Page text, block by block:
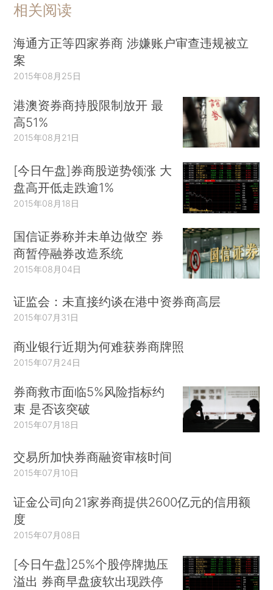
相关阅读
海通方正等四家券商 涉嫌账户审查违规被立
案
2015年08月25日
港澳资券商持股限制放开 最
高51%
2015年08月21日
[今日午盘]券商股逆势领涨 大
盘高开低走跌逾1%
2015年08月18日
国信证券称并未单边做空 券
商暂停融券改造系统
2015年08月04日
证监会：未直接约谈在港中资券商高层
2015年07月31日
商业银行近期为何难获券商牌照
2015年07月24日
券商救市面临5%风险指标约
束 是否该突破
2015年07月18日
交易所加快券商融资审核时间
2015年07月10日
证金公司向21家券商提供2600亿元的信用额
度
2015年07月08日
[今日午盘]25%个股停牌抛压
溢出 券商早盘疲软出现跌停